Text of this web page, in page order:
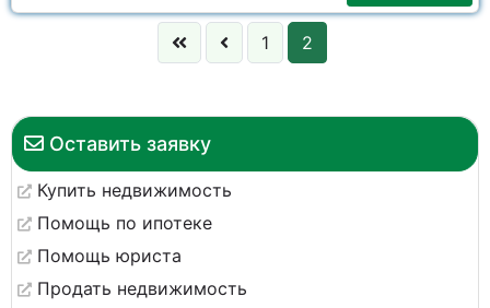
Оставить заявку
Купить недвижимость
Помощь по ипотеке
Помощь юриста
Продать недвижимость
1 2